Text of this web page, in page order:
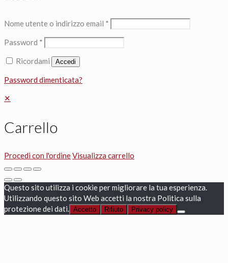
Nome utente o indirizzo email *
Password *
Ricordami Accedi
Password dimenticata?
✕
Carrello
Procedi con l'ordineVisualizza carrello
Questo sito utilizza i cookie per migliorare la tua esperienza.
Utilizzando questo sito Web accetti la nostra Politica sulla
protezione dei dati. Accetto Rifiuto Privacy policy